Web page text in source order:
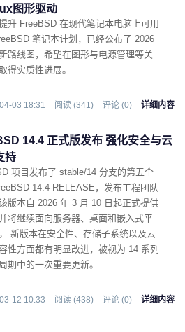
图形驱动
升 FreeBSD 在现代笔记本电脑上可用
笔记本计划，已经公布了 2026
路线图，希望在图形与电源管理等关
得实质性进展。
03 18:31 阅读 (341) 评论 (0) 详细内容
14.4 正式版发布 强化安全与云
持
项目发布了 stable/14 分支的第五个
14.4-RELEASE，发布工程团队
版本自 2026 年 3 月 10 日起正式提供
将继续面向服务器、桌面和嵌入式平
新版本在安全性、存储子系统以及云
性方面都有明显改进，被视为 14 系列
期中的一次重要更新。
12 10:33 阅读 (438) 评论 (0) 详细内容